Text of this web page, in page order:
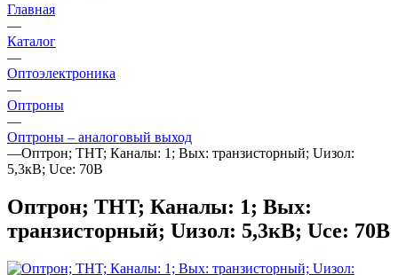
Главная
—
Каталог
—
Oптоэлектроника
—
Оптроны
—
Оптроны – аналоговый выход
—Оптрон; THT; Каналы: 1; Вых: транзисторный; Uизол:
5,3кВ; Uce: 70В
Оптрон; THT; Каналы: 1; Вых:
транзисторный; Uизол: 5,3кВ; Uce: 70В